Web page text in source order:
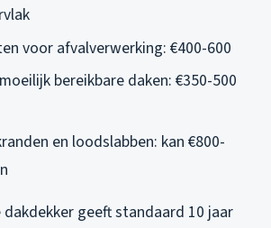
voor afvalverwerking: €400-600
bereikbare daken: €350-500
en loodslabben: kan €800-
geeft standaard 10 jaar